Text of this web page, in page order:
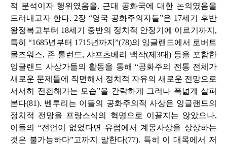
적 분석이자 행위였음을, 근대 공화국에 대한 논의였음을
드러내고자 한다. 2장 “영국 공화주의자들”은 17세기 후반
왕정복고부터 18세기 중반의 정치적 안정기에 이르기까지,
특히 “1685년부터 1715년까지”(78)의 잉글랜드에서 로버트
몰즈워스, 존 톨런드, 샤프츠베리 백작(제3대) 등을 포함한
잉글랜드 사상가들의 활동을 통해 “공화주의 전통 전체가
새로운 문제들에 직면해서 정치적 자유의 새로운 전망으로
서서히 전환해가는 모습”을 간략하게 그러나 폭넓게 살펴
본다(81). 벤투리는 이들의 공화주의적 사상은 잉글랜드의
정치적 전망을 프랑스식의 혁명으로 이끌지는 않았으나,
이들의 “전언이 없었다면 유럽에서 계몽사상을 상상하는
것은 불가능하다”고까지 말한다(77). 특히 이 대목에서 저